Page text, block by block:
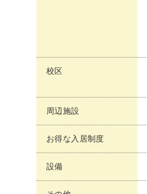
校区
周辺施設
お得な入居制度
設備